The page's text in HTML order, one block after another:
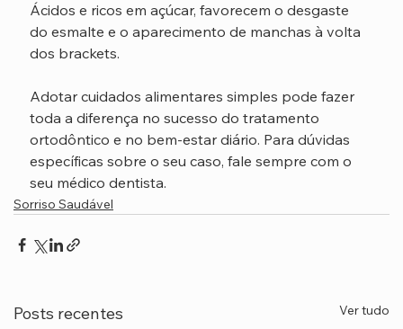
Ácidos e ricos em açúcar, favorecem o desgaste
do esmalte e o aparecimento de manchas à volta
dos brackets.
Adotar cuidados alimentares simples pode fazer
toda a diferença no sucesso do tratamento
ortodôntico e no bem-estar diário. Para dúvidas
específicas sobre o seu caso, fale sempre com o
seu médico dentista.
Sorriso Saudável
Posts recentes Ver tudo